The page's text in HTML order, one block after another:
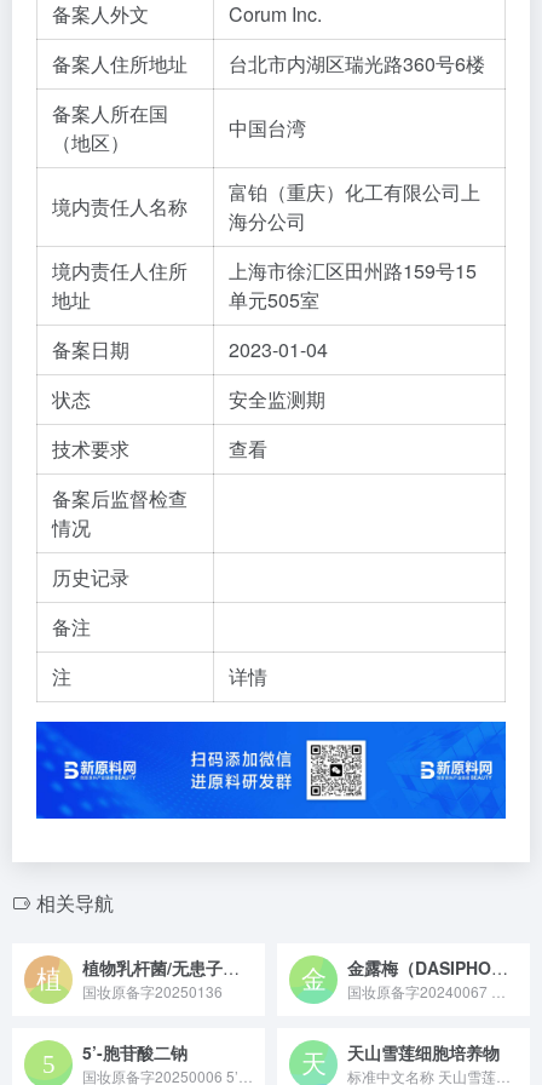
备案人外文
Corum Inc.
备案人住所地址
台北市内湖区瑞光路360号6楼
备案人所在国
（地区）
中国台湾
境内责任人名称
富铂（重庆）化工有限公司上
海分公司
境内责任人住所
地址
上海市徐汇区田州路159号15
单元505室
备案日期
2023-01-04
状态
安全监测期
技术要求
查看
备案后监督检查
情况
历史记录
备注
注
详情
相关导航
植物乳杆菌/无患子（SAPINDUS MUKOROSSI）果皮提取物发酵产物滤液
国妆原备字20250136
金露梅（DASIPHORA FRUTICOSA）提取物
5’-胞苷酸二钠 天山雪莲细胞培养物